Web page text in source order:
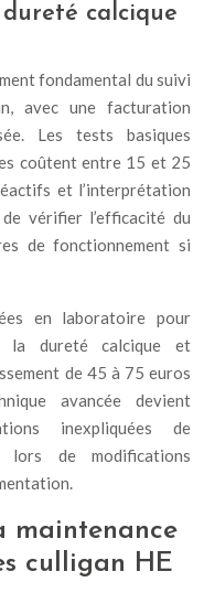
calcique
fondamental du suivi
avec une facturation
Les tests basiques
coûtent entre 15 et 25
et l’interprétation
vérifier l’efficacité du
de fonctionnement si
en laboratoire pour
la dureté calcique et
de 45 à 75 euros
avancée devient
inexpliquées de
lors de modifications
maintenance
culligan HE